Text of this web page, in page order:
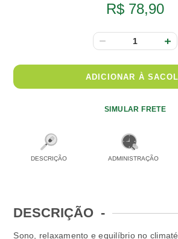
R$ 78,90
ADICIONAR À
SIMULAR FRETE
DESCRIÇÃO ADMINISTRAÇÃO
DESCRIÇÃO -
Sono, relaxamento e equilíbrio no